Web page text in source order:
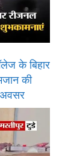
के बिहार
की
अवसर